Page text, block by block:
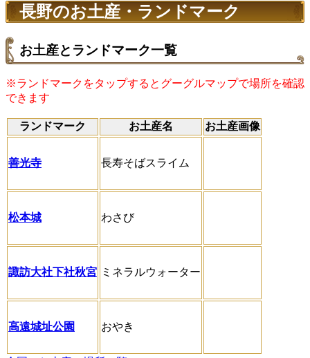
長野のお土産・ランドマーク
お土産とランドマーク一覧
※ランドマークをタップするとグーグルマップで場所を確認
できます
ランドマーク お土産名 お土産画像
善光寺 長寿そばスライム
松本城 わさび
諏訪大社下社秋宮 ミネラルウォーター
高遠城址公園 おやき